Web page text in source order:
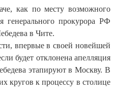
как по месту возможного
прокурора РФ
в Чите.
впервые в своей новейшей
будет отклонена апелляция
этапируют в Москву. В
кругов к процессу в столице